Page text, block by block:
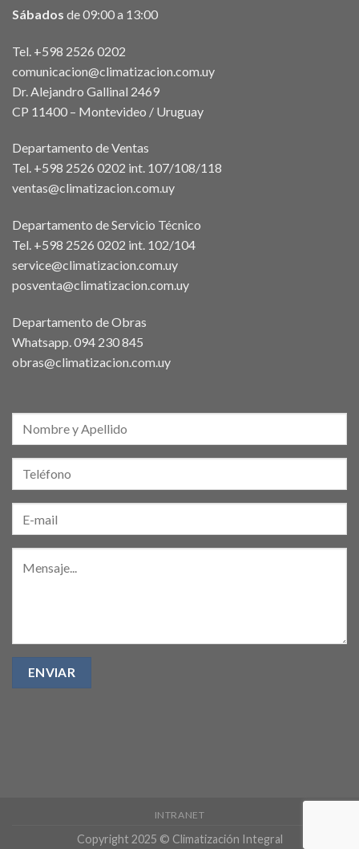
Sábados de 09:00 a 13:00
Tel. +598 2526 0202
comunicacion@climatizacion.com.uy
Dr. Alejandro Gallinal 2469
CP 11400 – Montevideo / Uruguay
Departamento de Ventas
Tel. +598 2526 0202 int. 107/108/118
ventas@climatizacion.com.uy
Departamento de Servicio Técnico
Tel. +598 2526 0202 int. 102/104
service@climatizacion.com.uy
posventa@climatizacion.com.uy
Departamento de Obras
Whatsapp.094 230 845
obras@climatizacion.com.uy
INTRANET
Copyright 2025 © Climatización Integral